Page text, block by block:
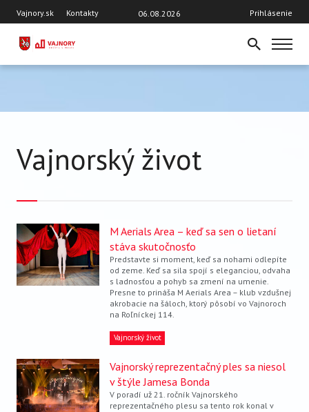
Skočiť
na
hlavný
obsah
Hlavička
Vajnory.sk Kontakty 06.08.2026
User
account
menu
Prihlásenie
DOMOV
TÉMY
OSOBNOSTI VAJNOR
ROZHOVORY
ŠKOLY
ŠPORT
VAJNORSKÝ ORNAMENT
VAJNORSKÝ ŽIVOT
Z HISTÓRIE
ARCHÍV VYDANÍ
Vajnorský život
M Aerials Area – keď sa sen o lietaní
stáva skutočnosťo
Predstavte si moment, keď sa nohami odlepíte
od zeme. Keď sa sila spojí s eleganciou, odvaha
s ladnosťou a pohyb sa zmení na umenie.
Presne to prináša M Aerials Area – klub vzdušnej
akrobacie na šáloch, ktorý pôsobí vo Vajnoroch
na Roľníckej 114.
Vajnorský život
Vajnorský reprezentačný ples sa niesol
v štýle Jamesa Bonda
V poradí už 21. ročník Vajnorského
reprezentačného plesu sa tento rok konal v